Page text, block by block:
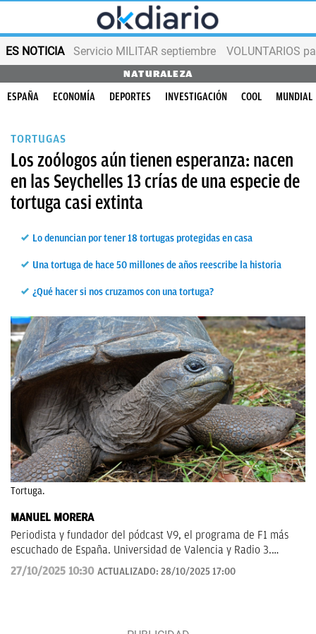
ES NOTICIA Servicio MILITAR septiembre VOLUNTARIOS
NATURALEZA
ESPAÑA ECONOMÍA DEPORTES INVESTIGACIÓN COOL MUNDIAL
TORTUGAS
Los zoólogos aún tienen esperanza: nacen
en las Seychelles 13 crías de una especie de
tortuga casi extinta
Lo denuncian por tener 18 tortugas protegidas en casa
Una tortuga de hace 50 millones de años reescribe la historia
¿Qué hacer si nos cruzamos con una tortuga?
Tortuga.
MANUEL MORERA
Periodista y fundador del pódcast V9, el programa de F1 más
escuchado de España. Universidad de Valencia y Radio 3.
Anteriormente en ElDesmarque, Levante TV y Las Provincias.
27/10/2025 10:30 ACTUALIZADO: 28/10/2025 17:00